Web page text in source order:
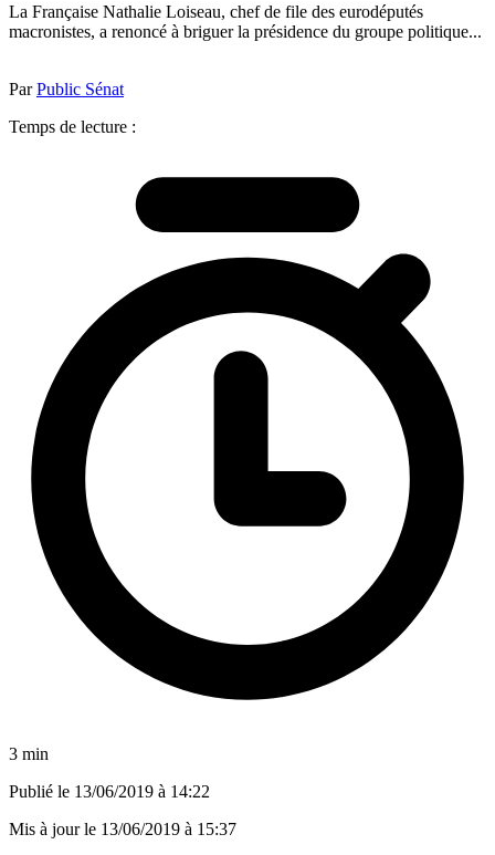
La Française Nathalie Loiseau, chef de file des eurodéputés
macronistes, a renoncé à briguer la présidence du groupe politique...
ParPublic Sénat
Temps de lecture :
3 min
Publié le 13/06/2019 à 14:22
Mis à jour le 13/06/2019 à 15:37